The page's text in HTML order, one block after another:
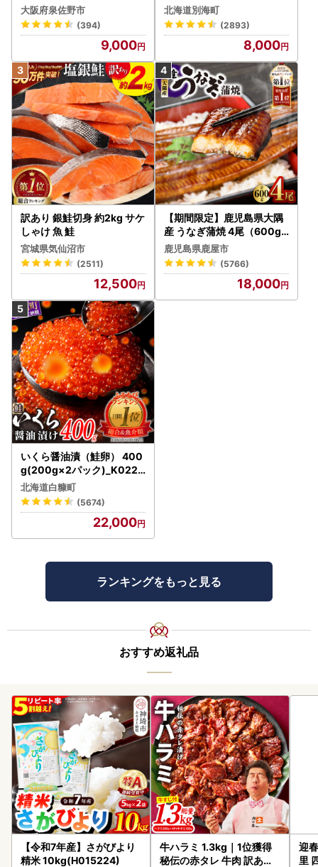
大阪府泉佐野市
(394)
9,000
テ 400g（ほたて 帆立 貝柱
冷凍 ）
北海道別海町
(2893)
8,000
訳あり 銀鮭切身 約2kg サケ
しゃけ 魚 鮭
宮城県気仙沼市
(2511)
12,500
【期間限定】鹿児島県大隅
産 うなぎ蒲焼 4尾（600g
） KN007-004-04-cp18
うなぎ 鰻 魚 惣菜 総菜
鹿児島県鹿屋市
(5766)
18,000
いくら醤油漬（鮭卵） 400
g(200g×2パック)_K022-
1676
北海道白糠町
(5674)
22,000
ランキングをもっと見る
おすすめ返礼品
【令和7年産】さがびより
精米 10kg(H015224)
牛ハラミ 1.3kg｜1位獲得
秘伝の赤タレ 牛肉 訳あり
迎
里